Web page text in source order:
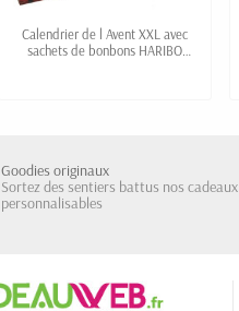
Calendrier de l Avent XXL avec
sachets de bonbons HARIBO
Goodies originaux
Sortez des sentiers battus nos cadeaux
personnalisables